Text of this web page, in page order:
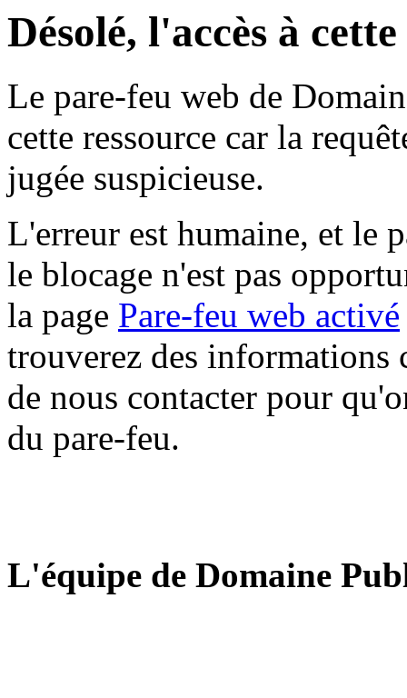
Désolé, l'accès à
Le pare-feu web de
cette ressource car la
jugée suspicieuse.
L'erreur est humaine, et le
le blocage n'est pas
la page Pare-feu web activé
trouverez des informations
de nous contacter pour
du pare-feu.
L'équipe de Domaine